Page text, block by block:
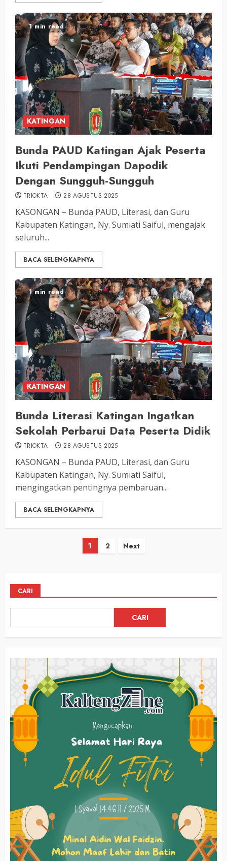
1 min read
KATINGAN
Bunda PAUD Katingan Ajak Peserta
Ikuti Pendampingan Dapodik
Dengan Sungguh-Sungguh
TRIOKTA 28 AGUSTUS 2025
KASONGAN – Bunda PAUD, Literasi, dan Guru
Kabupaten Katingan, Ny. Sumiati Saiful, mengajak
seluruh...
BACA SELENGKAPNYA
1 min read
KATINGAN
Bunda Literasi Katingan Ingatkan
Sekolah Perbarui Data Peserta Didik
TRIOKTA 28 AGUSTUS 2025
KASONGAN – Bunda PAUD, Literasi, dan Guru
Kabupaten Katingan, Ny. Sumiati Saiful,
mengingatkan pentingnya pembaruan...
BACA SELENGKAPNYA
Paginasi
1 2 Next
CARI
CARI